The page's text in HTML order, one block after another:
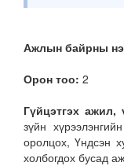
Ажлын байрны
Орон тоо: 2
Гүйцэтгэх ажил,
зүйн
оролцох, Үндсэн
холбогдох бусад